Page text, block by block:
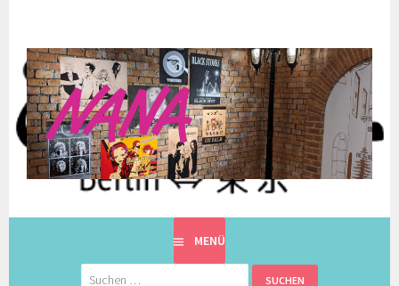
Inhalt
8900KM. BERLIN ⇔ 東京
EINE BERLINERIN IN JAPAN. MIT EINEM JAPANER.
MENÜ
Suchen